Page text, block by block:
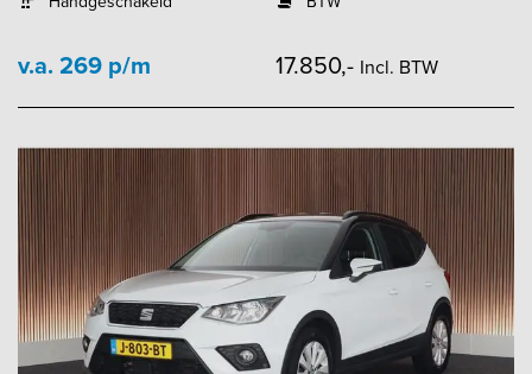
v.a. 269 p/m 17.850,- Incl. BTW